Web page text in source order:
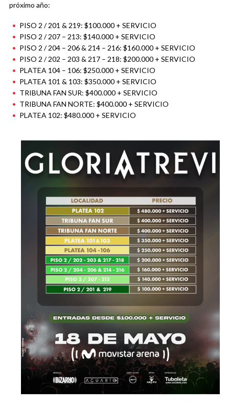
próximo año:
PISO 2 / 201 & 219: $100.000 + SERVICIO
PISO 2 / 207 – 213: $140.000 + SERVICIO
PISO 2 / 204 – 206 & 214 – 216: $160.000 + SERVICIO
PISO 2 / 202 – 203 & 217 – 218: $200.000 + SERVICIO
PLATEA 104 – 106: $250.000 + SERVICIO
PLATEA 101 & 103: $350.000 + SERVICIO
TRIBUNA FAN SUR: $400.000 + SERVICIO
TRIBUNA FAN NORTE: $400.000 + SERVICIO
PLATEA 102: $480.000 + SERVICIO